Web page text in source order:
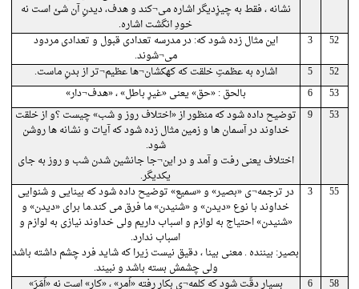
نشانه ، فقط به چیزِدیگر اشاره می¬کند و هدف، دیدنِ آن شئ است نه
خودِ انگشت اشاره.
52
3
این مثال زده شود که: در مدرسه تعدادی قبول و تعدادی مردود
می¬شوند.
52
5
اشاره به عظمتِ خلقت که کهکشان¬ها عظیم¬تر از بدنِ ماست.
53
6
بالحق : «حق» یعنی «غیرِ باطل» ، «هدف¬دار»
53
9
توضیح داده شود که منظور از «اختلاف روز و شب» چیست ؟و از خلقت
خداوند در آسمان ها و زمین مثال زده شود که آیات و نشانه ها روشن
شود.
اختلاف یعنی رفت و آمد و در این¬جا جانشین شدن شب و روز به جای
یکدیگر.
55
3
در ترجمه¬ی «بصیر» و «سمیع» توضیح داده شود که بینایی و شنوایی
خداوند با نوع «دیدن» و «شنیدن» ما فرق می کند.ما برای «دیدن» و
«شنیدن» احتیاج به لوازم و اسباب داریم ولی خداوند نیازی به لوازم و
اسباب ندارد.
بصیر: بیننده . معنی بینا ، دقیق نیست زیرا که شاید فرد چشم داشته باشد
ولی چشمش بسته باشد و نبیند.
58
6 بسیار دقّت شود که کلمه¬ی بکار رفته «اَمر» ، «کار» است نه «اَمَرَ»